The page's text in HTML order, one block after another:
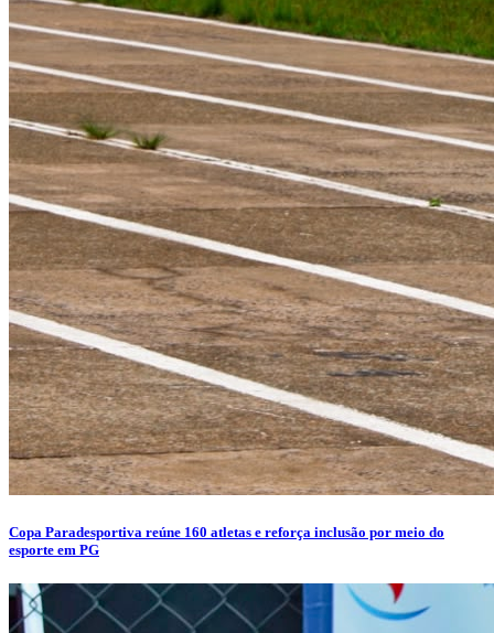
Copa Paradesportiva reúne 160 atletas e reforça inclusão por meio do
esporte em PG